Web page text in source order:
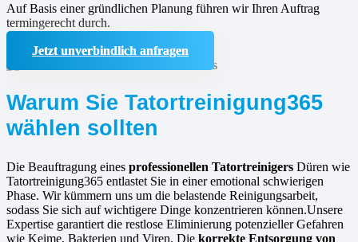
Auf Basis einer gründlichen Planung führen wir Ihren Auftrag
termingerecht durch.
Jetzt unverbindlich anfragen
Warum Sie Tatortreinigung365
wählen sollten
Die Beauftragung eines professionellen Tatortreinigers Düren wie
Tatortreinigung365 entlastet Sie in einer emotional schwierigen
Phase. Wir kümmern uns um die belastende Reinigungsarbeit,
sodass Sie sich auf wichtigere Dinge konzentrieren können.Unsere
Expertise garantiert die restlose Eliminierung potenzieller Gefahren
wie Keime, Bakterien und Viren. Die korrekte Entsorgung von